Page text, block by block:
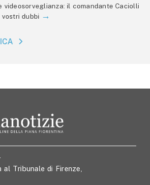
videosorveglianza: il comandante Caciolli
dubbi
Tribunale di Firenze,